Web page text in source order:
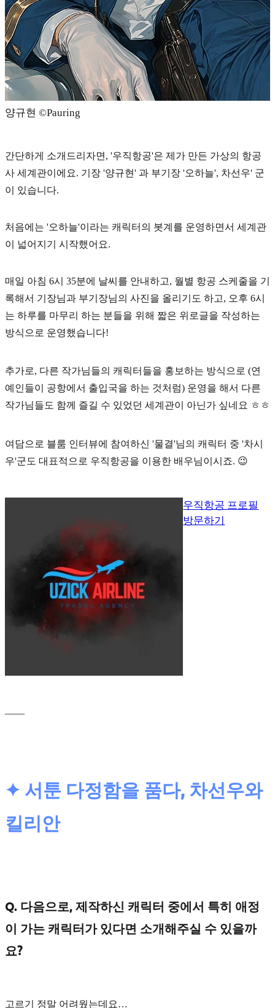
양규현 ©Pauring
간단하게 소개드리자면, '우직항공'은 제가 만든 가상의 항공
사 세계관이에요. 기장 '양규현' 과 부기장 '오하늘', 차선우' 군
이 있습니다.
처음에는 '오하늘'이라는 캐릭터의 봇계를 운영하면서 세계관
이 넓어지기 시작했어요.
매일 아침 6시 35분에 날씨를 안내하고, 월별 항공 스케줄을 기
록해서 기장님과 부기장님의 사진을 올리기도 하고, 오후 6시
는 하루를 마무리 하는 분들을 위해 짧은 위로글을 작성하는
방식으로 운영했습니다!
추가로, 다른 작가님들의 캐릭터들을 홍보하는 방식으로 (연
예인들이 공항에서 출입국을 하는 것처럼) 운영을 해서 다른
작가님들도 함께 즐길 수 있었던 세계관이 아닌가 싶네요 ㅎㅎ
여담으로 블룸 인터뷰에 참여하신 '물결'님의 캐릭터 중 '차시
우'군도 대표적으로 우직항공을 이용한 배우님이시죠. 😉
우직항공 프로필
방문하기
✦ 서툰 다정함을 품다, 차선우와
킬리안
Q. 다음으로, 제작하신 캐릭터 중에서 특히 애정
이 가는 캐릭터가 있다면 소개해주실 수 있을까
요?
고르기 정말 어려웠는데요…